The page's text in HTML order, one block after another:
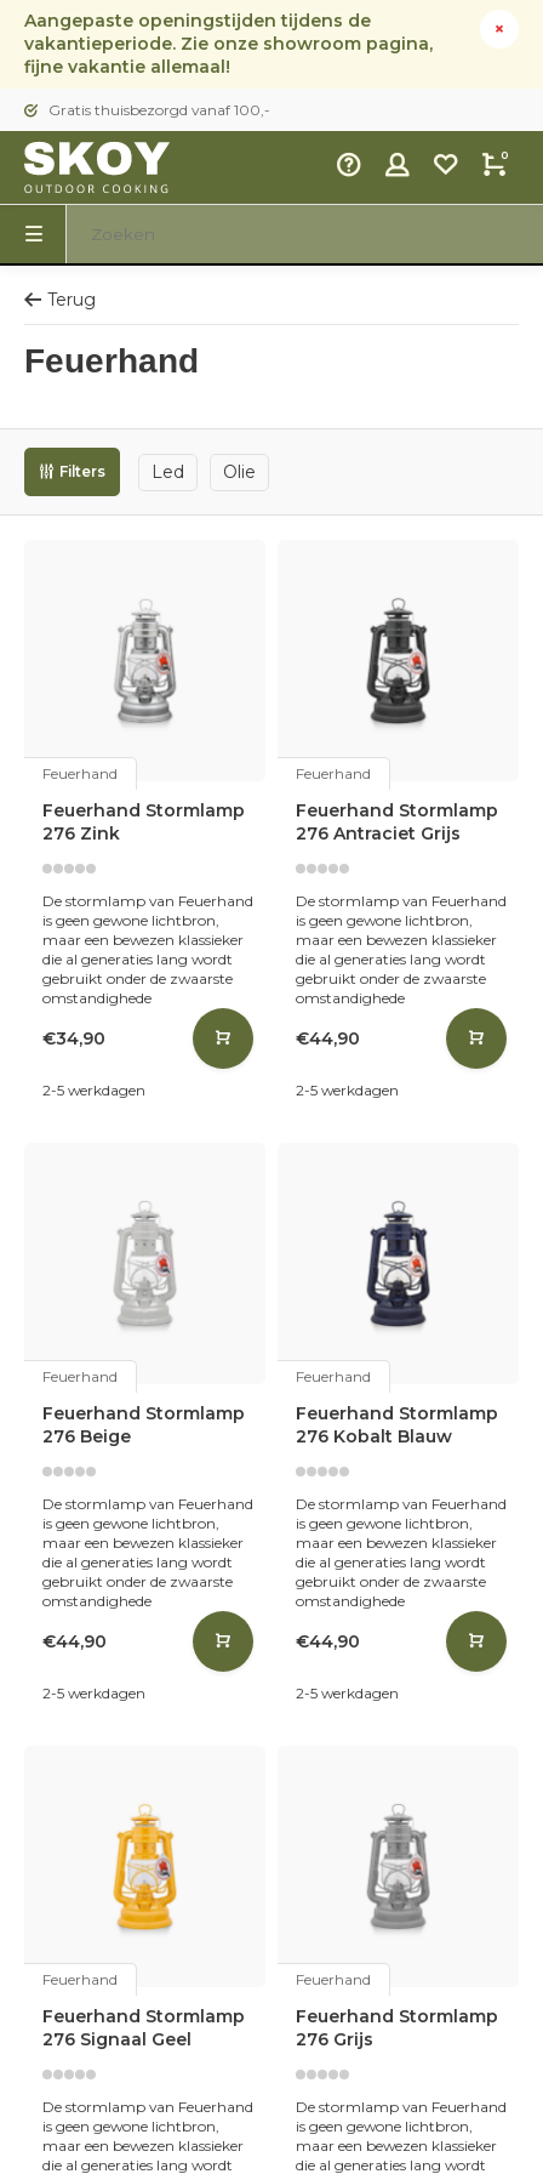
Aangepaste openingstijden tijdens de
vakantieperiode. Zie onze showroom pagina,
fijne vakantie allemaal!
Gratis thuisbezorgd vanaf 100,-
0
Terug
Feuerhand
Led Olie
Filters
Feuerhand
Feuerhand Stormlamp
276 Zink
De stormlamp van Feuerhand
is geen gewone lichtbron,
maar een bewezen klassieker
die al generaties lang wordt
gebruikt onder de zwaarste
omstandighede
€34,90
2-5 werkdagen
Feuerhand
Feuerhand Stormlamp
276 Antraciet Grijs
De stormlamp van Feuerhand
is geen gewone lichtbron,
maar een bewezen klassieker
die al generaties lang wordt
gebruikt onder de zwaarste
omstandighede
€44,90
2-5 werkdagen
Feuerhand
Feuerhand Stormlamp
276 Beige
De stormlamp van Feuerhand
is geen gewone lichtbron,
maar een bewezen klassieker
die al generaties lang wordt
gebruikt onder de zwaarste
omstandighede
€44,90
2-5 werkdagen
Feuerhand
Feuerhand Stormlamp
276 Kobalt Blauw
De stormlamp van Feuerhand
is geen gewone lichtbron,
maar een bewezen klassieker
die al generaties lang wordt
gebruikt onder de zwaarste
omstandighede
€44,90
2-5 werkdagen
Feuerhand
Feuerhand Stormlamp
276 Signaal Geel
De stormlamp van Feuerhand
is geen gewone lichtbron,
maar een bewezen klassieker
die al generaties lang wordt
Feuerhand
Feuerhand Stormlamp
276 Grijs
De stormlamp van Feuerhand
is geen gewone lichtbron,
maar een bewezen klassieker
die al generaties lang wordt